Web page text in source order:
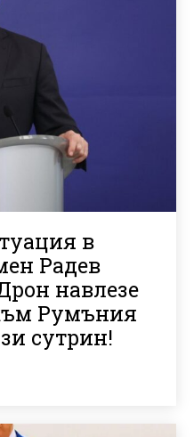
в
Радев
навлезе
Румъния
сутрин!